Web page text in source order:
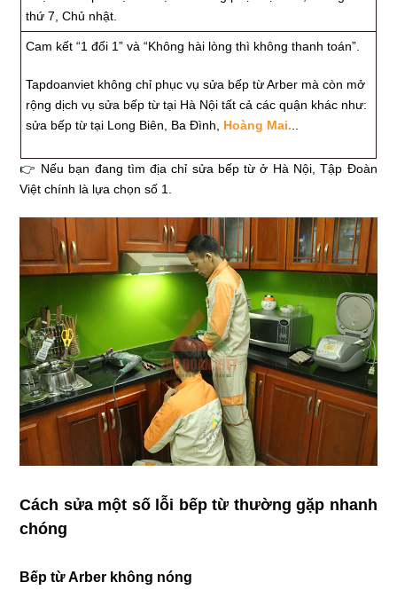
thứ 7, Chủ nhật.
Cam kết “1 đổi 1” và “Không hài lòng thì không thanh toán”.
Tapdoanviet không chỉ phục vụ sửa bếp từ Arber mà còn mở
rộng dịch vụ sửa bếp từ tại Hà Nội tất cả các quận khác như:
sửa bếp từ tại Long Biên, Ba Đình, Hoàng Mai...
👉 Nếu bạn đang tìm địa chỉ sửa bếp từ ở Hà Nội, Tập Đoàn
Việt chính là lựa chọn số 1.
Cách sửa một số lỗi bếp từ thường gặp nhanh
chóng
Bếp từ Arber không nóng